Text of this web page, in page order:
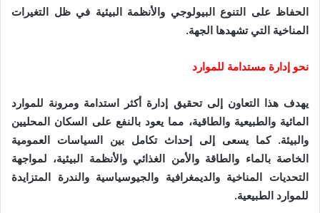
الحفاظ على التنوع البيولوجي والأنظمة البيئية في ظل التغيرات
المناخية التي تشهدها الجهة.
نحو إدارة مستدامة للموارد
يهدف هذا التعاون إلى تحقيق إدارة أكثر استدامة ومرونة للموارد
المائية والطبيعية والطاقية، مما يعود بالنفع على السكان المحليين
والبيئة. كما يسعى إلى إحداث تكامل بين السياسات العمومية
الخاصة بالماء والطاقة والأمن الغذائي والأنظمة البيئية، لمواجهة
التحديات المناخية والديمغرافية والجيوسياسية والندرة المتزايدة
للموارد الطبيعية.